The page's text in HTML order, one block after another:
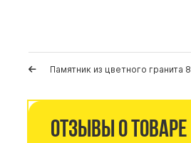
Памятник из цветного гранита 8
Отзывы о товаре